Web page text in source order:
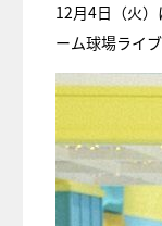
12月4日（火
ーム球場ライ